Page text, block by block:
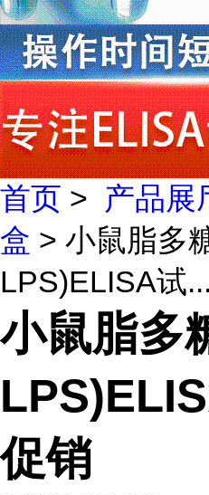
首页 > 产品展
盒 > 小鼠脂多
LPS)ELISA试...
小鼠脂多
促销